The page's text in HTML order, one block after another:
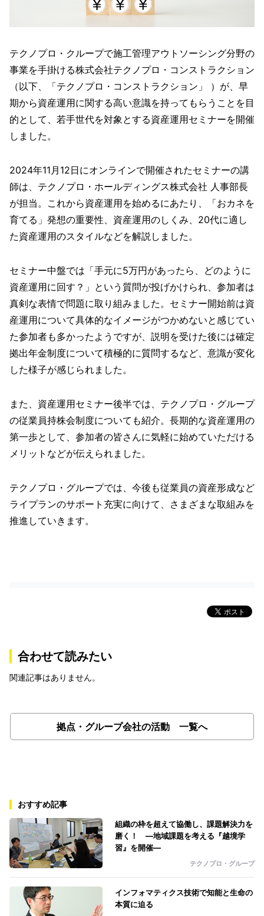
テクノプロ・クループで施工管理アウトソーシング分野の
事業を手掛ける株式会社テクノプロ・コンストラクション
（以下、「テクノプロ・コンストラクション」 ）が、早
期から資産運用に関する高い意識を持ってもらうことを目
的として、若手世代を対象とする資産運用セミナーを開催
しました。
2024年11月12日にオンラインで開催されたセミナーの講
師は、テクノプロ・ホールディングス株式会社 人事部長
が担当。これから資産運用を始めるにあたり、「おカネを
育てる」発想の重要性、資産運用のしくみ、20代に適し
た資産運用のスタイルなどを解説しました。
セミナー中盤では「手元に5万円があったら、どのように
資産運用に回す？」という質問が投げかけられ、参加者は
真剣な表情で問題に取り組みました。セミナー開始前は資
産運用について具体的なイメージがつかめないと感じてい
た参加者も多かったようですが、説明を受けた後には確定
拠出年金制度について積極的に質問するなど、意識が変化
した様子が感じられました。
また、資産運用セミナー後半では、テクノプロ・グループ
の従業員持株会制度についても紹介。長期的な資産運用の
第一歩として、参加者の皆さんに気軽に始めていただける
メリットなどが伝えられました。
テクノプロ・グループでは、今後も従業員の資産形成など
ライプランのサポート充実に向けて、さまざまな取組みを
推進していきます。
合わせて読みたい
関連記事はありません。
拠点・グループ会社の活動 一覧へ
おすすめ記事
組織の枠を超えて協働し、課題解決力を
磨く！ ―地域課題を考える『越境学
習』を開催―
テクノプロ・グループ
インフォマティクス技術で知能と生命の
本質に迫る